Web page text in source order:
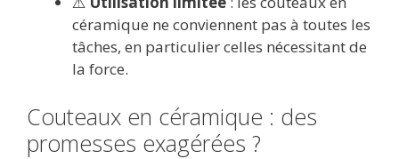
céramique ne conviennent pas à toutes les
tâches, en particulier celles nécessitant de
la force.
Couteaux en céramique : des
promesses exagérées ?